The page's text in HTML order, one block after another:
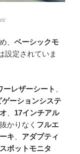
、 ベーシックモ
設定されていま
ーレザーシート
ゲーションシステ
17インチアル
かりなく フルエ
キ
アダプティ
ポットモニタ